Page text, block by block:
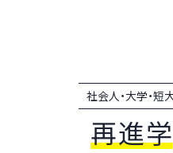
社会人・大学・短
再進学